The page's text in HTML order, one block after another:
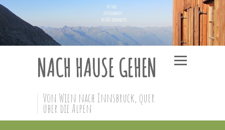
NACH HAUSE GEHEN
Von Wien nach Innsbruck, quer
über die Alpen